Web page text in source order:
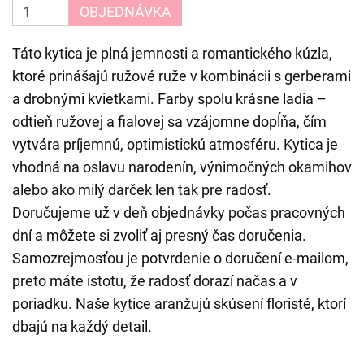
OBJEDNÁVKA
Táto kytica je plná jemnosti a romantického kúzla,
ktoré prinášajú ružové ruže v kombinácii s gerberami
a drobnými kvietkami. Farby spolu krásne ladia –
odtieň ružovej a fialovej sa vzájomne dopĺňa, čím
vytvára príjemnú, optimistickú atmosféru. Kytica je
vhodná na oslavu narodenín, výnimočných okamihov
alebo ako milý darček len tak pre radosť.
Doručujeme už v deň objednávky počas pracovných
dní a môžete si zvoliť aj presný čas doručenia.
Samozrejmosťou je potvrdenie o doručení e-mailom,
preto máte istotu, že radosť dorazí načas a v
poriadku. Naše kytice aranžujú skúsení floristé, ktorí
dbajú na každý detail.